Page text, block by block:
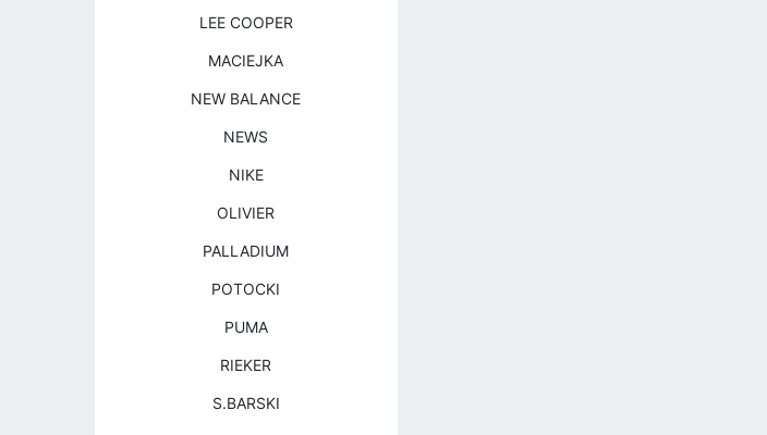
LEE COOPER
MACIEJKA
NEW BALANCE
NEWS
NIKE
OLIVIER
PALLADIUM
POTOCKI
PUMA
RIEKER
S.BARSKI